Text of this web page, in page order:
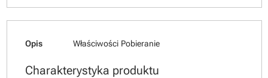
Opis Właściwości Pobieranie
Charakterystyka produktu